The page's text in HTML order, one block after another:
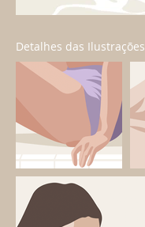
Detalhes das Ilustrações